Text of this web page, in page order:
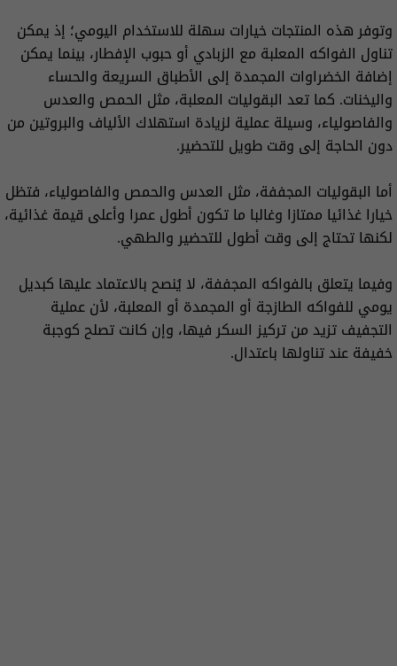
وتوفر هذه المنتجات خيارات سهلة للاستخدام اليومي؛ إذ يمكن
تناول الفواكه المعلبة مع الزبادي أو حبوب الإفطار، بينما يمكن
إضافة الخضراوات المجمدة إلى الأطباق السريعة والحساء
واليخنات. كما تعد البقوليات المعلبة، مثل الحمص والعدس
والفاصولياء، وسيلة عملية لزيادة استهلاك الألياف والبروتين من
دون الحاجة إلى وقت طويل للتحضير.
أما البقوليات المجففة، مثل العدس والحمص والفاصولياء، فتظل
خيارا غذائيا ممتازا وغالبا ما تكون أطول عمرا وأعلى قيمة غذائية،
لكنها تحتاج إلى وقت أطول للتحضير والطهي.
وفيما يتعلق بالفواكه المجففة، لا يُنصح بالاعتماد عليها كبديل
يومي للفواكه الطازجة أو المجمدة أو المعلبة، لأن عملية
التجفيف تزيد من تركيز السكر فيها، وإن كانت تصلح كوجبة
خفيفة عند تناولها باعتدال.